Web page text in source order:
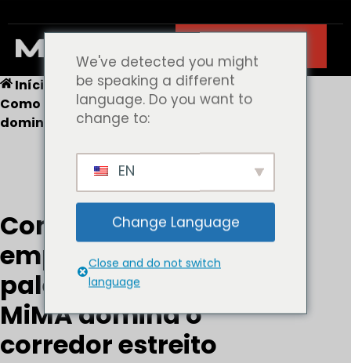
Início
Sem categoria
Como o empilhador de paletes de 3 vias MiMA
domina o corredor estreito
Como o
empilhador de
paletes de 3 vias
MiMA domina o
corredor estreito
We've detected you might
be speaking a different
language. Do you want to
change to:
EN
Change Language
Close and do not switch
language